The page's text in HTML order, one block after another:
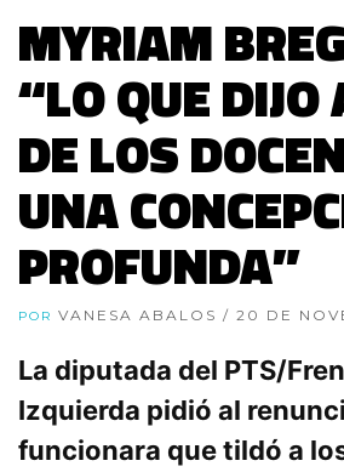
MYRIAM
“LO QUE DIJO
DE LOS
UNA
PROFUNDA”
POR VANESA ABALOS / 20 DE
La diputada del PTS/
Izquierda pidió al
funcionara que tildó a